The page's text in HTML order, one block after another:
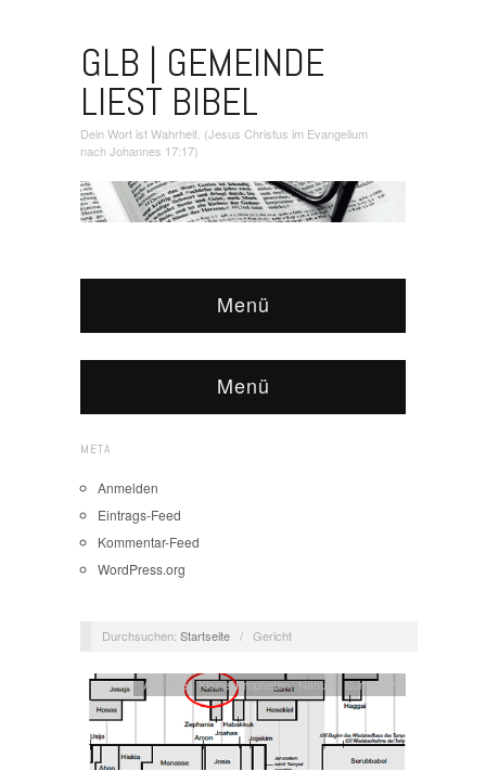
GLB | GEMEINDE
LIEST BIBEL
Dein Wort ist Wahrheit. (Jesus Christus im Evangelium
nach Johannes 17:17)
Menü
Menü
META
Anmelden
Eintrags-Feed
Kommentar-Feed
WordPress.org
Durchsuchen: Startseite / Gericht
AT Bibel,Kleine Propheten,Nahum ,Summary